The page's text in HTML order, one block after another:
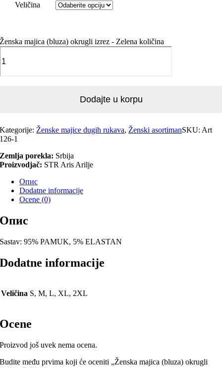
Veličina
Ženska majica (bluza) okrugli izrez - Zelena količina
Dodajte u korpu
Kategorije: Ženske majice dugih rukava, Ženski asortimanSKU: Art
126-1
Zemlja porekla: Srbija
Proizvodjač: STR Aris Arilje
Опис
Dodatne informacije
Ocene (0)
Опис
Sastav: 95% PAMUK, 5% ELASTAN
Dodatne informacije
Veličina S, M, L, XL, 2XL
Ocene
Proizvod još uvek nema ocena.
Budite među prvima koji će oceniti „Ženska majica (bluza) okrugli